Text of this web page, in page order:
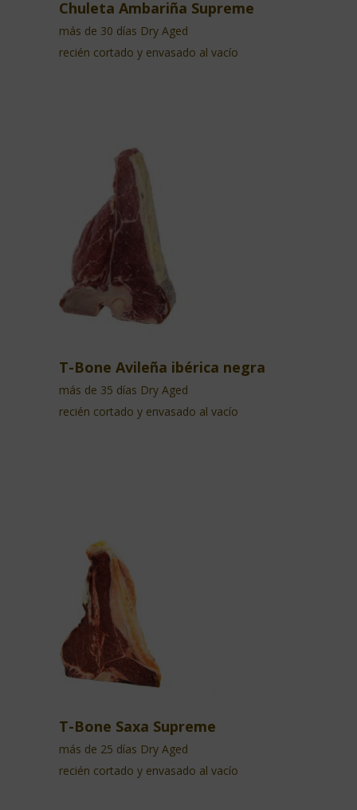
Chuleta Ambariña Supreme
más de 30 días Dry Aged
recién cortado y envasado al vacío
T-Bone Avileña ibérica negra
más de 35 días Dry Aged
recién cortado y envasado al vacío
T-Bone Saxa Supreme
más de 25 días Dry Aged
recién cortado y envasado al vacío